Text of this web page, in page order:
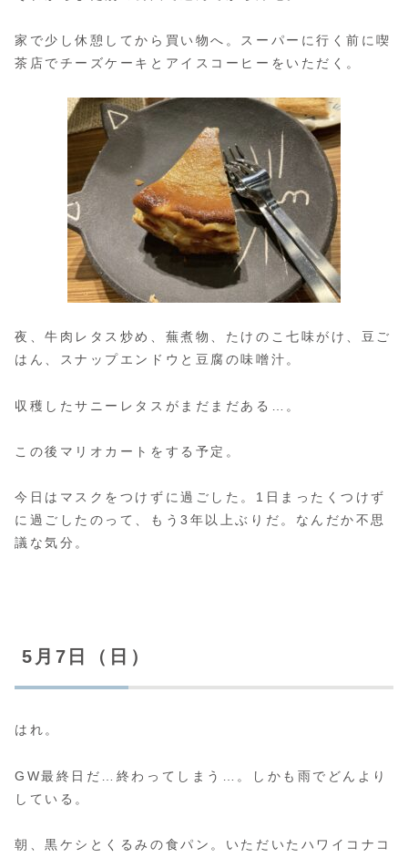
家で少し休憩してから買い物へ。スーパーに行く前に喫
茶店でチーズケーキとアイスコーヒーをいただく。
夜、牛肉レタス炒め、蕪煮物、たけのこ七味がけ、豆ご
はん、スナップエンドウと豆腐の味噌汁。
収穫したサニーレタスがまだまだある…。
この後マリオカートをする予定。
今日はマスクをつけずに過ごした。1日まったくつけず
に過ごしたのって、もう3年以上ぶりだ。なんだか不思
議な気分。
5月7日（日）
はれ。
GW最終日だ…終わってしまう…。しかも雨でどんより
している。
朝、黒ケシとくるみの食パン。いただいたハワイコナコ